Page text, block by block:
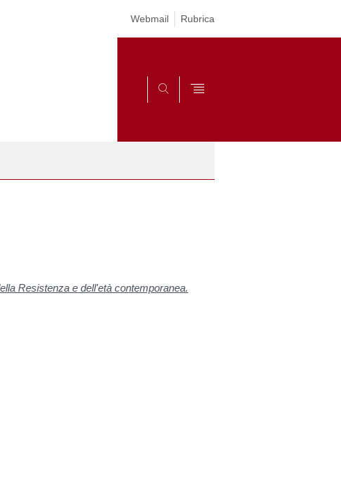
Webmail Rubrica
Resistenza e dell'età contemporanea.